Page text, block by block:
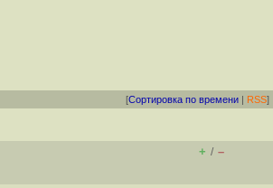
[Сортировка по времени | RSS]
+ / –